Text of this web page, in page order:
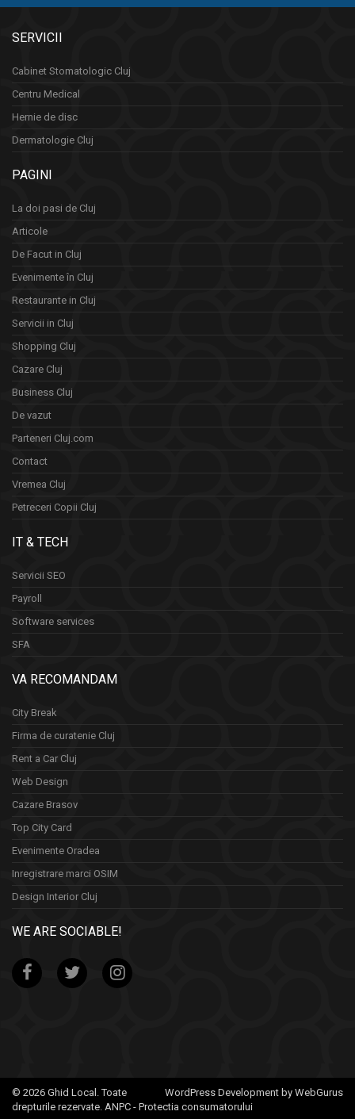
SERVICII
Cabinet Stomatologic Cluj
Centru Medical
Hernie de disc
Dermatologie Cluj
PAGINI
La doi pasi de Cluj
Articole
De Facut in Cluj
Evenimente în Cluj
Restaurante in Cluj
Servicii in Cluj
Shopping Cluj
Cazare Cluj
Business Cluj
De vazut
Parteneri Cluj.com
Contact
Vremea Cluj
Petreceri Copii Cluj
IT & TECH
Servicii SEO
Payroll
Software services
SFA
VA RECOMANDAM
City Break
Firma de curatenie Cluj
Rent a Car Cluj
Web Design
Cazare Brasov
Top City Card
Evenimente Oradea
Inregistrare marci OSIM
Design Interior Cluj
WE ARE SOCIABLE!
WordPress Development by WebGurus
© 2026 Ghid Local. Toate
drepturile rezervate. ANPC - Protectia consumatorului